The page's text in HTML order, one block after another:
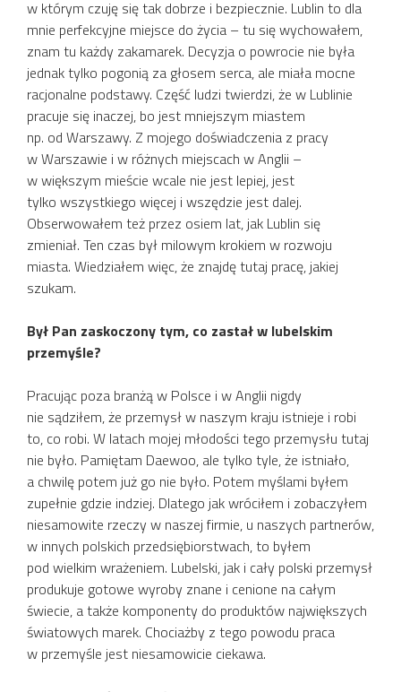
w którym czuję się tak dobrze i bezpiecznie. Lublin to dla
mnie perfekcyjne miejsce do życia – tu się wychowałem,
znam tu każdy zakamarek. Decyzja o powrocie nie była
jednak tylko pogonią za głosem serca, ale miała mocne
racjonalne podstawy. Część ludzi twierdzi, że w Lublinie
pracuje się inaczej, bo jest mniejszym miastem
np. od Warszawy. Z mojego doświadczenia z pracy
w Warszawie i w różnych miejscach w Anglii –
w większym mieście wcale nie jest lepiej, jest
tylko wszystkiego więcej i wszędzie jest dalej.
Obserwowałem też przez osiem lat, jak Lublin się
zmieniał. Ten czas był milowym krokiem w rozwoju
miasta. Wiedziałem więc, że znajdę tutaj pracę, jakiej
szukam.
Był Pan zaskoczony tym, co zastał w lubelskim
przemyśle?
Pracując poza branżą w Polsce i w Anglii nigdy
nie sądziłem, że przemysł w naszym kraju istnieje i robi
to, co robi. W latach mojej młodości tego przemysłu tutaj
nie było. Pamiętam Daewoo, ale tylko tyle, że istniało,
a chwilę potem już go nie było. Potem myślami byłem
zupełnie gdzie indziej. Dlatego jak wróciłem i zobaczyłem
niesamowite rzeczy w naszej firmie, u naszych partnerów,
w innych polskich przedsiębiorstwach, to byłem
pod wielkim wrażeniem. Lubelski, jak i cały polski przemysł
produkuje gotowe wyroby znane i cenione na całym
świecie, a także komponenty do produktów największych
światowych marek. Chociażby z tego powodu praca
w przemyśle jest niesamowicie ciekawa.